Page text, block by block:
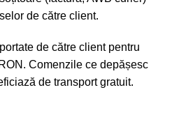
de către client.
de către client pentru
Comenzile ce depășesc
de transport gratuit.